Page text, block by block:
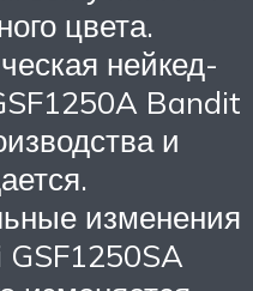
цвета.
нейкед-
Bandit
и
изменения